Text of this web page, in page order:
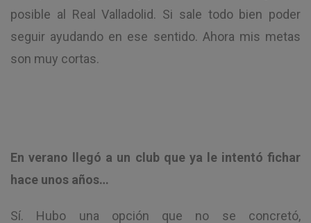
posible al Real Valladolid. Si sale todo bien poder
seguir ayudando en ese sentido. Ahora mis metas
son muy cortas.
En verano llegó a un club que ya le intentó fichar
hace unos años…
Sí. Hubo una opción que no se concretó,